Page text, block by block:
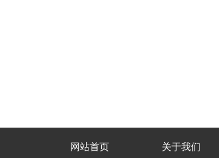
网站首页 关于我们